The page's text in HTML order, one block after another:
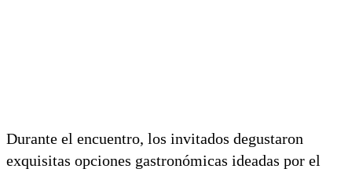
Durante el encuentro, los invitados degustaron
exquisitas opciones gastronómicas ideadas por el